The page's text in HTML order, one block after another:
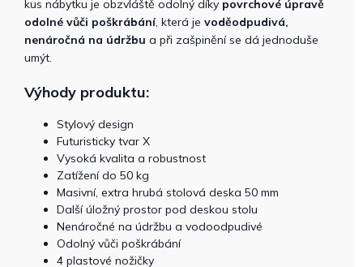
kus nábytku je obzvláště odolný díky povrchové úpravě
odolné vůči poškrábání, která je voděodpudivá,
nenáročná na údržbu a při zašpinění se dá jednoduše
umýt.
Výhody produktu:
Stylový design
Futuristicky tvar X
Vysoká kvalita a robustnost
Zatížení do 50 kg
Masivní, extra hrubá stolová deska 50 mm
Další úložný prostor pod deskou stolu
Nenáročné na údržbu a vodoodpudivé
Odolný vůči poškrábání
4 plastové nožičky